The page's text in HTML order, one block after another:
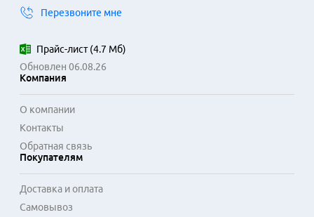
Перезвоните мне
Прайс-лист(4.7 Мб)
Обновлен 06.08.26
Компания
О компании
Контакты
Обратная связь
Покупателям
Доставка и оплата
Самовывоз